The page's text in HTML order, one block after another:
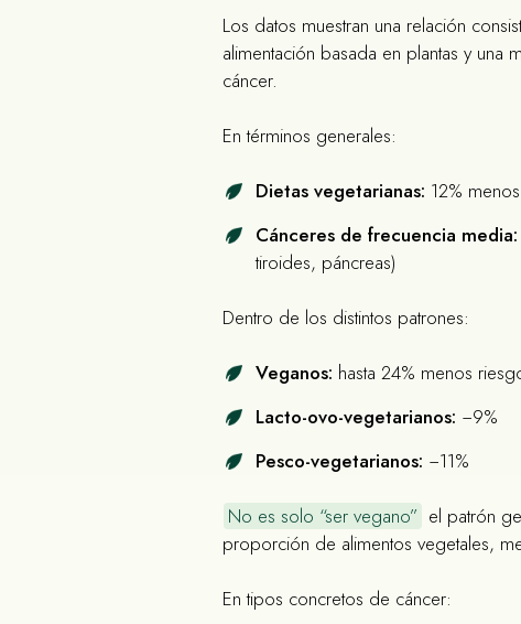
Los datos muestran una relación
alimentación basada en plantas y una
cáncer.
En términos generales:
Dietas vegetarianas: 12%
Cánceres de frecuencia media:
tiroides, páncreas)
Dentro de los distintos patrones:
Veganos: hasta 24% menos
Lacto-ovo-vegetarianos: −9%
Pesco-vegetarianos: −11%
No es solo “ser vegano” el patrón
proporción de alimentos vegetales,
En tipos concretos de cáncer: